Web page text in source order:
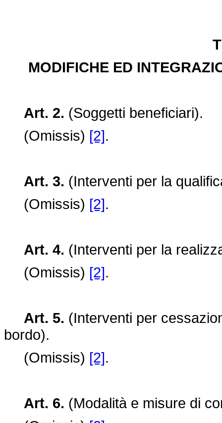
MODIFICHE ED
Art. 2. (Soggetti beneficiari).
(Omissis) [2].
Art. 3. (Interventi per la
(Omissis) [2].
Art. 4. (Interventi per la
(Omissis) [2].
Art. 5. (Interventi per
bordo).
(Omissis) [2].
Art. 6. (Modalità e misure di